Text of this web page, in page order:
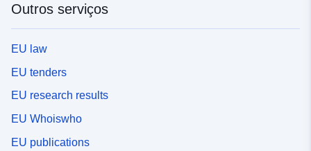
Outros serviços
EU law
EU tenders
EU research results
EU Whoiswho
EU publications